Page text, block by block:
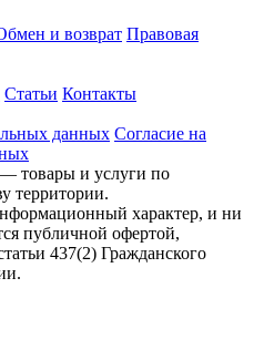
и возврат Правовая
Статьи Контакты
данных Согласие на
товары и услуги по
территории.
характер, и ни
публичной офертой,
437(2) Гражданского